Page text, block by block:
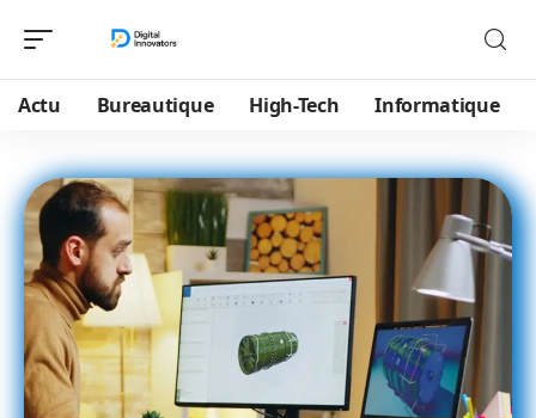
Actu Bureautique High-Tech Informatique